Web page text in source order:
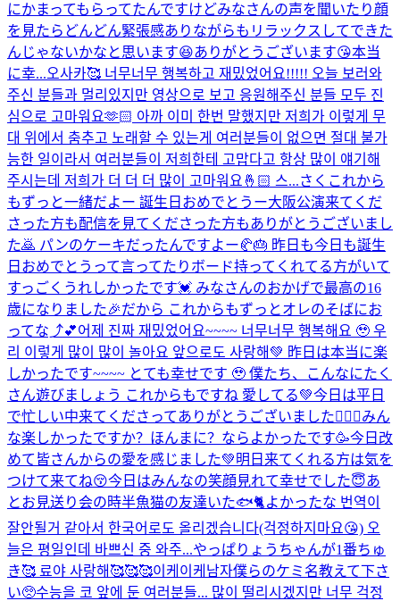
にかまってもらってたんですけどみなさんの声を聞いたり顔
を見たらどんどん緊張感ありながらもリラックスしてできた
んじゃないかなと思います😆ありがとうございます😘本当
に幸...오사카🥰 너무너무 행복하고 재밌었어요!!!!! 오늘 보러와
주신 분들과 멀리있지만 영상으로 보고 응원해주신 분들 모두 진
심으로 고마워요🫶🏻 아까 이미 한번 말했지만 저희가 이렇게 무
대 위에서 춤추고 노래할 수 있는게 여러분들이 없으면 절대 불가
능한 일이라서 여러분들이 저희한테 고맙다고 항상 많이 얘기해
주시는데 저희가 더 더 더 많이 고마워요🤞🏻 스...さくこれから
もずっと一緒だよー 誕生日おめでとうー大阪公演来てくだ
さった方も配信を見てくださった方もありがとうございまし
た🙇 パンのケーキだったんですよー🥐🎂 昨日も今日も誕生
日おめでとうって言ってたりボード持ってくれてる方がいて
すっごくうれしかったです💓 みなさんのおかげで最高の16
歳になりました🎉だから これからもずっとオレのそばにお
ってな⤴︎💕어제 진짜 재밌었어요~~~~ 너무너무 행복해요 🥹 우
리 이렇게 많이 많이 놀아요 앞으로도 사랑해💚 昨日は本当に楽
しかったです~~~~ とても幸せです 🥹 僕たち、こんなにたく
さん遊びましょう これからもですね 愛してる💚今日は平日
で忙しい中来てくださってありがとうございました🙇🏻‍♂️みん
な楽しかったですか？ほんまに？ならよかったです🥳今日改
めて皆さんからの愛を感じました💚明日来てくれる方は気を
つけて来てね😚今日はみんなの笑顔見れて幸せでした😇あ
とお見送り会の時半魚猫の友達いた🐟🐈よかったな 번역이
잘안될거 같아서 한국어로도 올리겠습니다(걱정하지마요😘) 오
늘은 평일인데 바쁘신 중 와주...やっぱりょうちゃんが1番ちゅ
き🥰 료야 사랑해🥰🥰🥰이케이케남자僕らのケミ名教えて下さ
い🥺수능을 코 앞에 둔 여러분들... 많이 떨리시겠지만 너무 걱정